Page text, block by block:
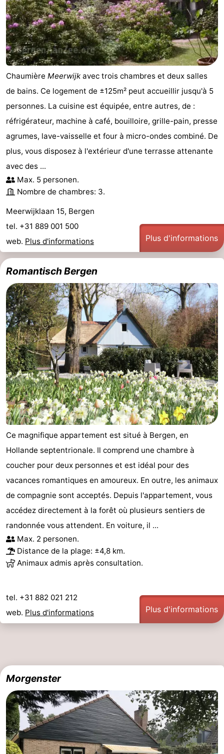
Chaumière Meerwijk avec trois chambres et deux salles
de bains. Ce logement de ±125m² peut accueillir jusqu'à 5
personnes. La cuisine est équipée, entre autres, de :
réfrigérateur, machine à café, bouilloire, grille-pain, presse
agrumes, lave-vaisselle et four à micro-ondes combiné. De
plus, vous disposez à l'extérieur d'une terrasse attenante
avec des ...
Max. 5 personen.
Nombre de chambres: 3.
Meerwijklaan 15, Bergen
tel. +31 889 001 500
web. Plus d'informations Plus d'informations
Romantisch Bergen
Ce magnifique appartement est situé à Bergen, en
Hollande septentrionale. Il comprend une chambre à
coucher pour deux personnes et est idéal pour des
vacances romantiques en amoureux. En outre, les animaux
de compagnie sont acceptés. Depuis l'appartement, vous
accédez directement à la forêt où plusieurs sentiers de
randonnée vous attendent. En voiture, il ...
Max. 2 personen.
Distance de la plage: ±4,8 km.
Animaux admis après consultation.
tel. +31 882 021 212
web. Plus d'informations Plus d'informations
Morgenster